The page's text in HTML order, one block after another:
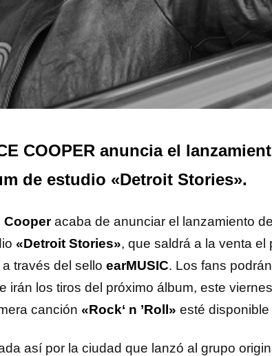
COOPER anuncia el
de estudio «Detroit Stories».
Cooperacaba de anunciar el lanzamiento
«Detroit Stories», que saldrá a la venta el
a través del sello earMUSIC. Los fans
irán los tiros del próximo álbum, este
canción «Rock‘ n ’Roll» esté
así por la ciudad que lanzó al grupo